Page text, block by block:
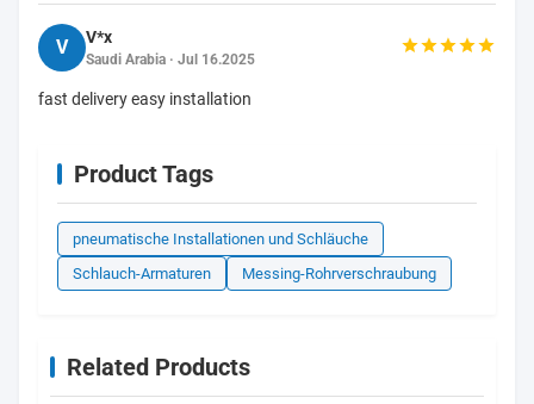
V V*x
Saudi Arabia · Jul 16.2025
fast delivery easy installation
Product Tags
pneumatische Installationen und Schläuche
Schlauch-Armaturen
Messing-Rohrverschraubung
Related Products